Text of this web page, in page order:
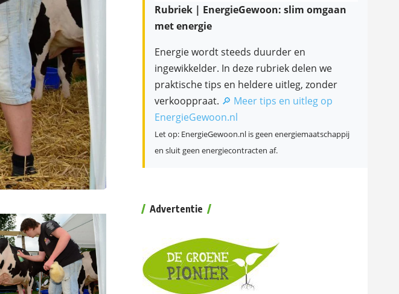
Rubriek | EnergieGewoon: slim omgaan
met energie
Energie wordt steeds duurder en
ingewikkelder. In deze rubriek delen we
praktische tips en heldere uitleg, zonder
verkooppraat. 🔎 Meer tips en uitleg op
EnergieGewoon.nl
Let op: EnergieGewoon.nl is geen energiemaatschappij
en sluit geen energiecontracten af.
Advertentie